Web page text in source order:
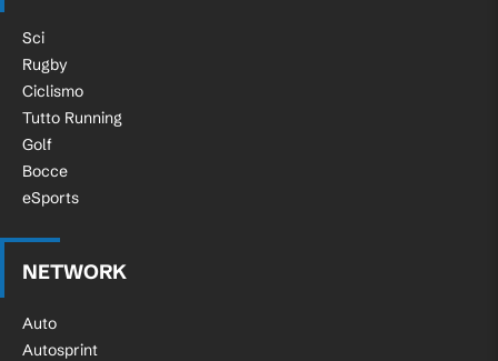
Sci
Rugby
Ciclismo
Tutto Running
Golf
Bocce
eSports
NETWORK
Auto
Autosprint